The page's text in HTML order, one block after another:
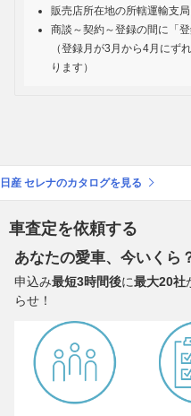
販売店所在地の所轄運輸支
商談～契約～登録の間に「
（登録月が3月から4月にず
ります）
日産 セレナのカタログを見る
車査定を依頼する
あなたの愛車、今いくら
申込み最短3時間後に最大20社
らせ！